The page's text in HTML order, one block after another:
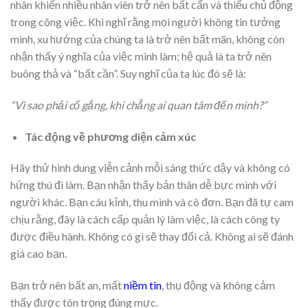
nhân khiến nhiều nhân viên trở nên bất cẩn và thiếu chủ động
trong công việc. Khi nghĩ rằng mọi người không tin tưởng
mình, xu hướng của chúng ta là trở nên bất mãn, không còn
nhận thấy ý nghĩa của việc mình làm; hệ quả là ta trở nên
buông thả và “bất cần”. Suy nghĩ của ta lúc đó sẽ là:
“Vì sao phải cố gắng, khi chẳng ai quan tâm đến mình?”
Tác động về phương diện cảm xúc
Hãy thử hình dung viễn cảnh mỗi sáng thức dậy và không có
hứng thú đi làm. Bạn nhận thấy bản thân dễ bực mình với
người khác. Bạn cáu kỉnh, thu mình và cô đơn. Bạn đã tự cam
chịu rằng, đây là cách cấp quản lý làm việc, là cách công ty
được điều hành. Không có gì sẽ thay đổi cả. Không ai sẽ đánh
giá cao bạn.
Bạn trở nên bất an, mấtniềm tin, thụ động và không cảm
thấy được tôn trọng đúng mực.